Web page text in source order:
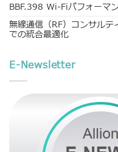
BBF.398 Wi-Fiパフォーマ
無線通信（RF）コンサル
での統合最適化
E-Newsletter